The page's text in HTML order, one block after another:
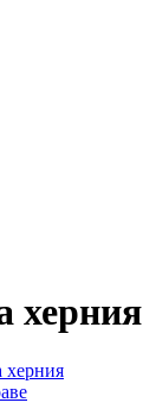
херния
херния